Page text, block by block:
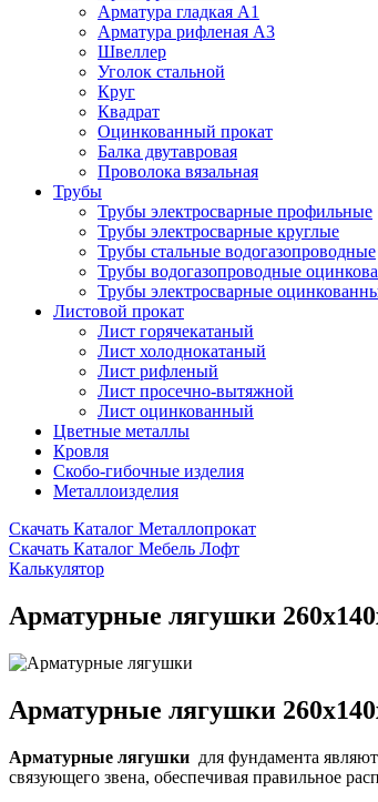
Арматура гладкая А1
Арматура рифленая А3
Швеллер
Уголок стальной
Круг
Квадрат
Оцинкованный прокат
Балка двутавровая
Проволока вязальная
Трубы
Трубы электросварные профильные
Трубы электросварные круглые
Трубы стальные водогазопроводные
Трубы водогазопроводные
Трубы электросварные
Листовой прокат
Лист горячекатаный
Лист холоднокатаный
Лист рифленый
Лист просечно-вытяжной
Лист оцинкованный
Цветные металлы
Кровля
Скобо-гибочные изделия
Металлоизделия
Скачать Каталог Металлопрокат
Скачать Каталог Мебель Лофт
Калькулятор
Арматурные лягушки
Арматурные лягушки
Арматурные лягушки для фундамента
связующего звена, обеспечивая правильное